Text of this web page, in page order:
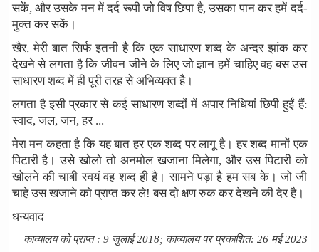
सकें, और उसके मन में दर्द रूपी जो विष छिपा है, उसका पान कर हमें दर्द-
मुक्त कर सकें।
खैर, मेरी बात सिर्फ इतनी है कि एक साधारण शब्द के अन्दर झांक कर
देखने से लगता है कि जीवन जीने के लिए जो ज्ञान हमें चाहिए वह बस उस
साधारण शब्द में ही पूरी तरह से अभिव्यक्त है।
लगता है इसी प्रकार से कई साधारण शब्दों में अपार निधियां छिपी हुईं हैं:
स्वाद, जल, जन, हर ...
मेरा मन कहता है कि यह बात हर एक शब्द पर लागू है। हर शब्द मानों एक
पिटारी है। उसे खोलो तो अनमोल खजाना मिलेगा, और उस पिटारी को
खोलने की चाबी स्वयं वह शब्द ही है। सामने पड़ा है हम सब के। जो जी
चाहे उस खजाने को प्राप्त कर ले! बस दो क्षण रुक कर देखने की देर है।
धन्यवाद
काव्यालय को प्राप्त : 9 जुलाई 2018; काव्यालय पर प्रकाशित: 26 मई 2023